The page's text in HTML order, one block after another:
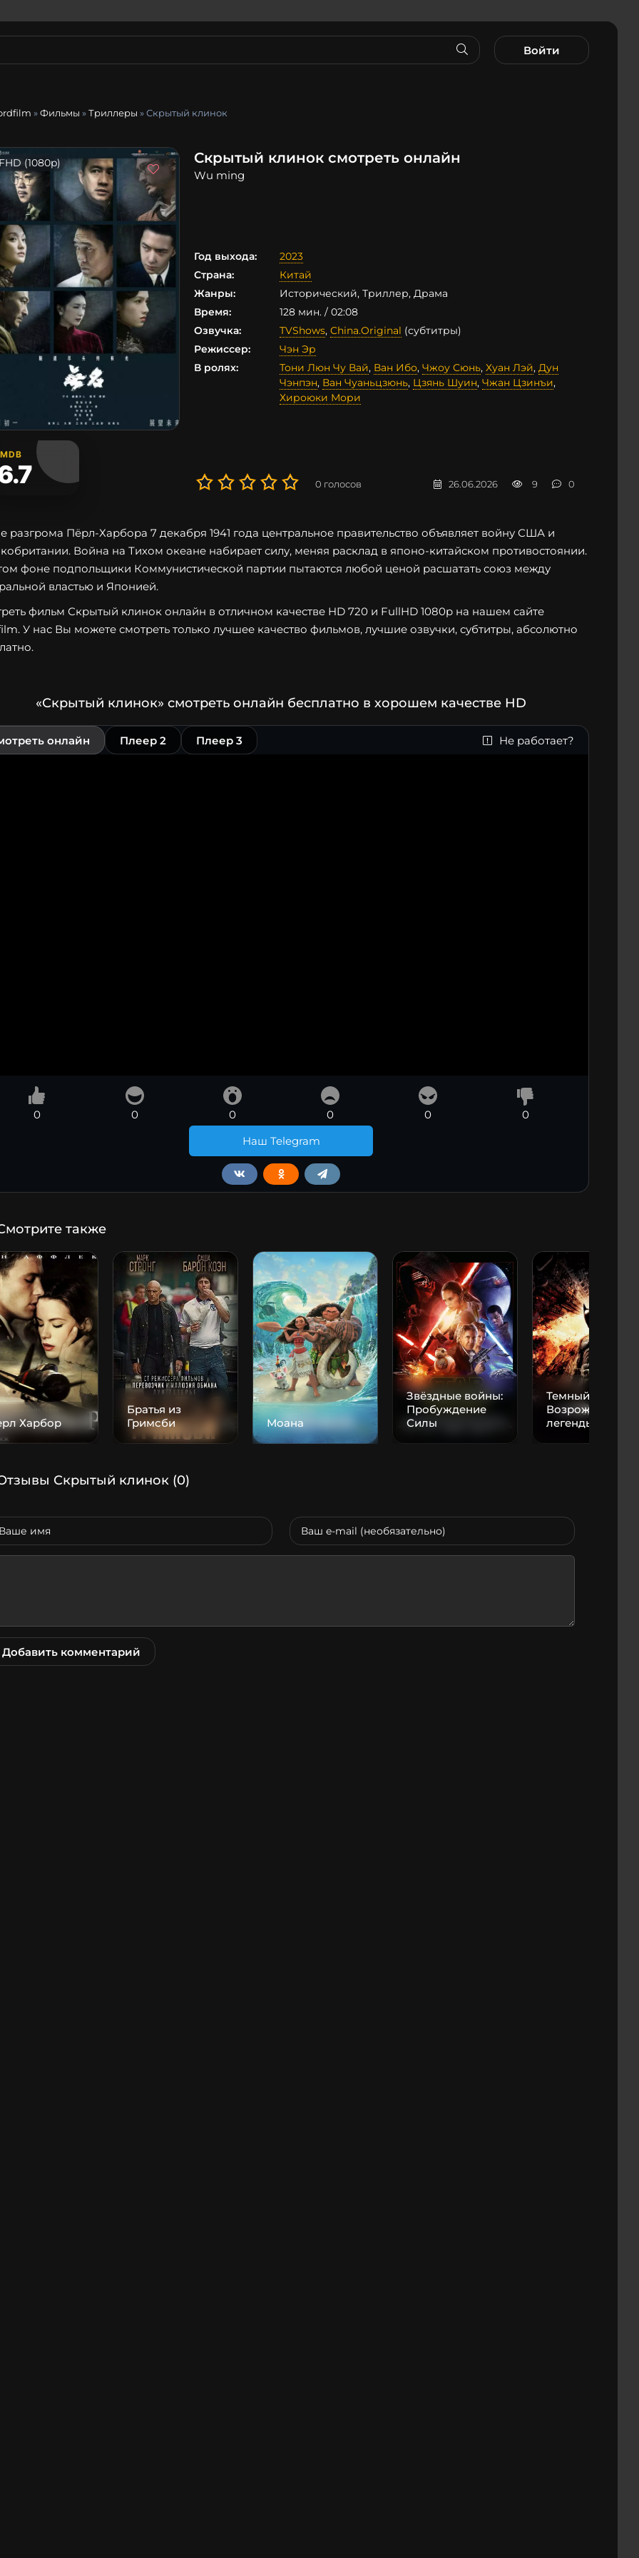
Войти
»Фильмы »Триллеры » Скрытый клинок
(1080p) Скрытый клинок смотреть онлайн
Wu ming
Год выхода:
2023
Страна:
Китай
Жанры:
Исторический, Триллер, Драма
Время:
128 мин. / 02:08
Озвучка:
TVShows, China.Original (субтитры)
Режиссер:
Чэн Эр
В ролях:
Тони Люн Чу Вай, Ван Ибо, Чжоу Сюнь, Хуан Лэй, Дун
Чэнпэн, Ван Чуаньцзюнь, Цзянь Шуин, Чжан Цзинъи,
Хироюки Мори
0 голосов 26.06.2026 9 0
разгрома Пёрл-Харбора 7 декабря 1941 года центральное правительство объявляет войну США и
Война на Тихом океане набирает силу, меняя расклад в японо-китайском противостоянии.
фоне подпольщики Коммунистической партии пытаются любой ценой расшатать союз между
властью и Японией.
фильм Скрытый клинок онлайн в отличном качестве HD 720 и FullHD 1080p на нашем сайте
У нас Вы можете смотреть только лучшее качество фильмов, лучшие озвучки, субтитры, абсолютно
«Скрытый клинок» смотреть онлайн бесплатно в хорошем качестве HD
онлайн Плеер 2 Плеер 3 Не работает?
0 0 0 0 0
0
Наш Telegram
также
Харбор
Братья из
Гримсби
Моана
Звёздные войны:
Пробуждение
Силы
Темный рыцарь:
Возрождение
легенды
Скрытый клинок (0)
Добавить комментарий